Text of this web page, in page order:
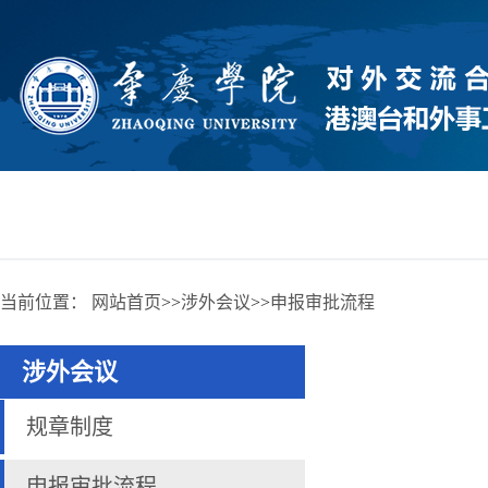
当前位置： 网站首页>>涉外会议>>申报审批流程
涉外会议
规章制度